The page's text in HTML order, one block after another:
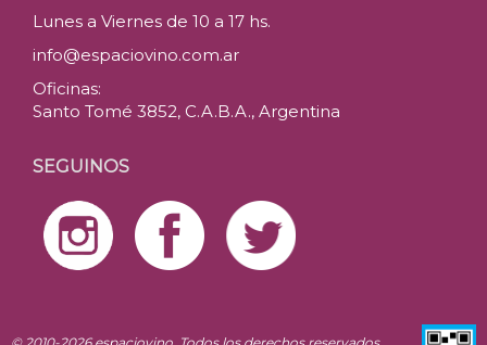
Lunes a Viernes de 10 a 17 hs.
info@espaciovino.com.ar
Oficinas:
Santo Tomé 3852, C.A.B.A., Argentina
SEGUINOS